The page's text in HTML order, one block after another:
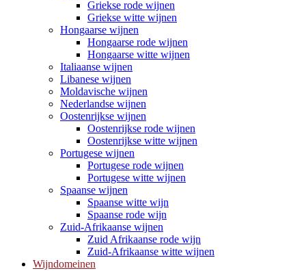
Griekse rode wijnen
Griekse witte wijnen
Hongaarse wijnen
Hongaarse rode wijnen
Hongaarse witte wijnen
Italiaanse wijnen
Libanese wijnen
Moldavische wijnen
Nederlandse wijnen
Oostenrijkse wijnen
Oostenrijkse rode wijnen
Oostenrijkse witte wijnen
Portugese wijnen
Portugese rode wijnen
Portugese witte wijnen
Spaanse wijnen
Spaanse witte wijn
Spaanse rode wijn
Zuid-Afrikaanse wijnen
Zuid Afrikaanse rode wijn
Zuid-Afrikaanse witte wijnen
Wijndomeinen